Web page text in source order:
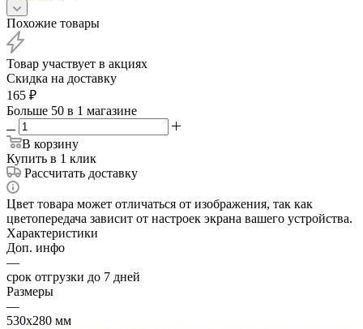
Похожие товары
Товар участвует в акциях
Скидка на доставку
165 ₽
Больше 50 в 1 магазине
В корзину
Купить в 1 клик
Рассчитать доставку
Цвет товара может отличаться от изображения, так как
цветопередача зависит от настроек экрана вашего устройства.
Характеристики
Доп. инфо
—
срок отгрузки до 7 дней
Размеры
—
530х280 мм